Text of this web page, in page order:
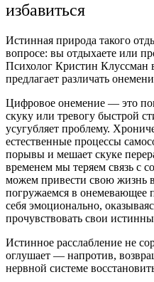
избавиться
Истинная природа такого
вопросе: вы отдыхаете или
Психолог Кристин Клуссман
предлагает различать
Цифровое онемение — это
скуку или тревогу быстрой
усугубляет проблему.
естественные процессы
порывы и мешает скуке
временем мы теряем связь с
можем привести свою жизнь
погружаемся в онемевающее
себя эмоционально,
прочувствовать свои
Истинное расслабление не
оглушает ― напротив,
нервной системе